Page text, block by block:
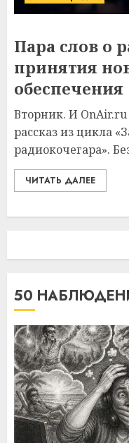
Пара слов о
принятия
обеспечения
Вторник. И
рассказ из цикла
радиокочегара».
ЧИТАТЬ ДАЛЕЕ
50